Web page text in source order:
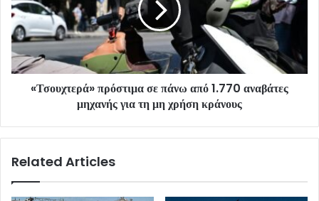
«Τσουχτερά» πρόστιμα σε πάνω από 1.770 αναβάτες
μηχανής για τη μη χρήση κράνους
Related Articles